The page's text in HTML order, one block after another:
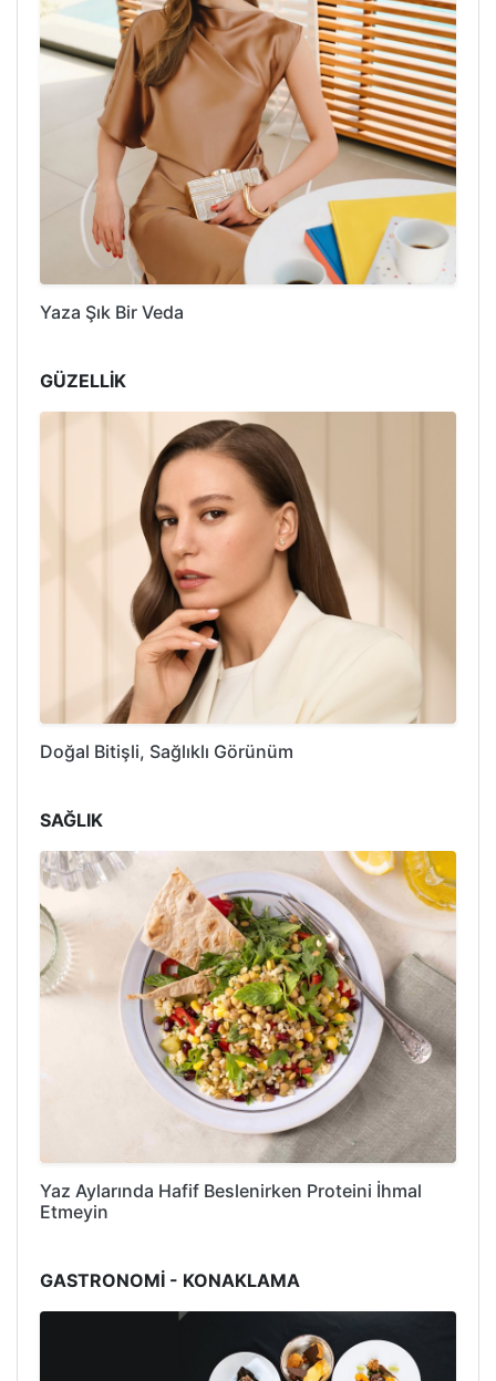
Yaza Şık Bir Veda
GÜZELLİK
Doğal Bitişli, Sağlıklı Görünüm
SAĞLIK
Yaz Aylarında Hafif Beslenirken Proteini İhmal
Etmeyin
GASTRONOMİ - KONAKLAMA